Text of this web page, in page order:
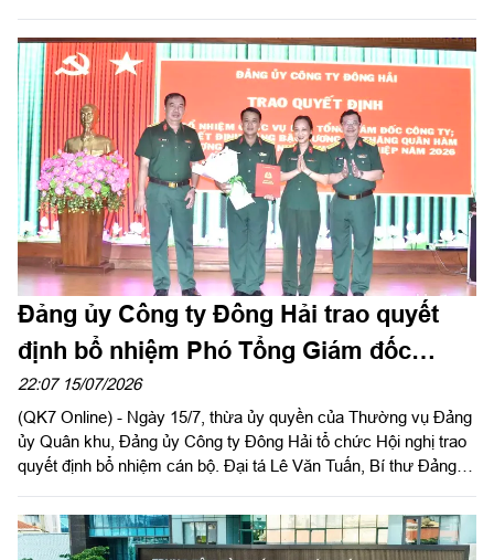
thương binh, bệnh binh nhân kỷ niệm 79 năm ngày Thương
binh - Liệt sĩ (27/7/1947 – 27/7/2026).
Đảng ủy Công ty Đông Hải trao quyết
định bổ nhiệm Phó Tổng Giám đốc
Công ty
22:07 15/07/2026
(QK7 Online) - Ngày 15/7, thừa ủy quyền của Thường vụ Đảng
ủy Quân khu, Đảng ủy Công ty Đông Hải tổ chức Hội nghị trao
quyết định bổ nhiệm cán bộ. Đại tá Lê Văn Tuấn, Bí thư Đảng